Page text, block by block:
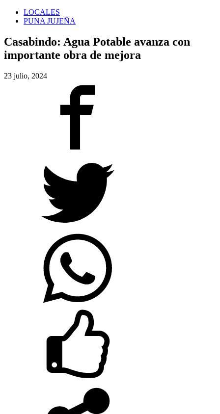
LOCALES
PUNA JUJEÑA
Casabindo: Agua Potable avanza con
importante obra de mejora
23 julio, 2024